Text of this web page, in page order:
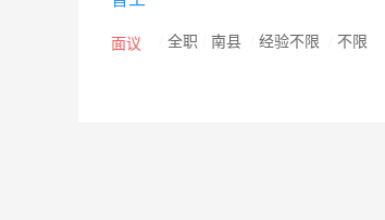
面议 全职 南县 经验不限 不限